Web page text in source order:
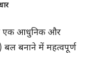
एक आधुनिक और
बनाने में महत्वपूर्ण